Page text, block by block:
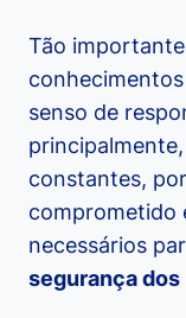
Tão
senso de
constantes,
comprometido
necessários
segurança